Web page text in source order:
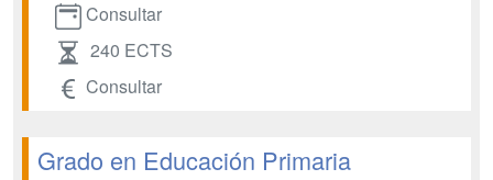
Consultar
240 ECTS
Consultar
Grado en Educación Primaria